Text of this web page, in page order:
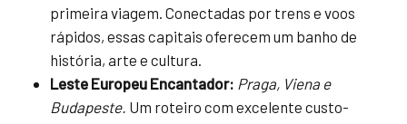
primeira viagem. Conectadas por trens e voos
rápidos, essas capitais oferecem um banho de
história, arte e cultura.
Leste Europeu Encantador: Praga, Viena e
Budapeste. Um roteiro com excelente custo-